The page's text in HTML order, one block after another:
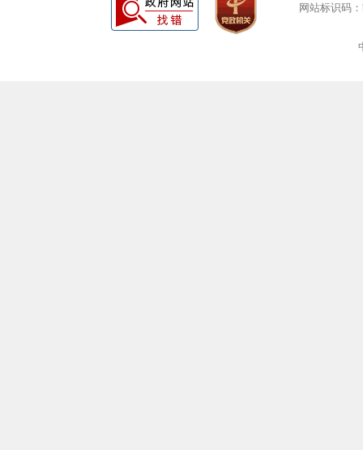
网站标识码